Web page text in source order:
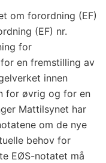
om forordning (EF)
(EF) nr.
for
en fremstilling av
innen
for øvrig og for en
Mattilsynet har
om de nye
behov for
EØS-notatet må